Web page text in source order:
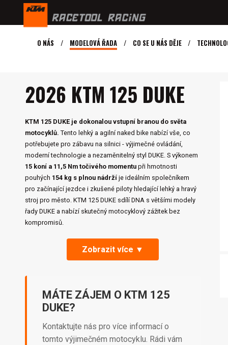
O NÁS MODELOVÁ ŘADA CO SE U NÁS DĚJE
2026 KTM 125 DUKE
KTM 125 DUKE je dokonalou vstupní branou do světa
motocyklů. Tento lehký a agilní naked bike nabízí vše, co
potřebujete pro zábavu na silnici - výjimečné ovládání,
moderní technologie a nezaměnitelný styl DUKE. S výkonem
15 koní a 11,5 Nm točivého momentu při hmotnosti
pouhých 154 kg s plnou nádrží je ideálním společníkem
pro začínající jezdce i zkušené piloty hledající lehký a hravý
stroj pro město. KTM 125 DUKE sdílí DNA s většími modely
řady DUKE a nabízí skutečný motocyklový zážitek bez
kompromisů.
Zobrazit více ▼
MÁTE ZÁJEM O KTM 125
DUKE?
Kontaktujte nás pro více informací o
tomto výjimečném motocyklu. Rádi vám